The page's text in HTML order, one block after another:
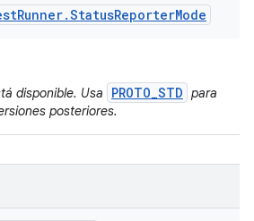
Runner.StatusReporterMode
disponible. Usa PROTO_STD para
posteriores.